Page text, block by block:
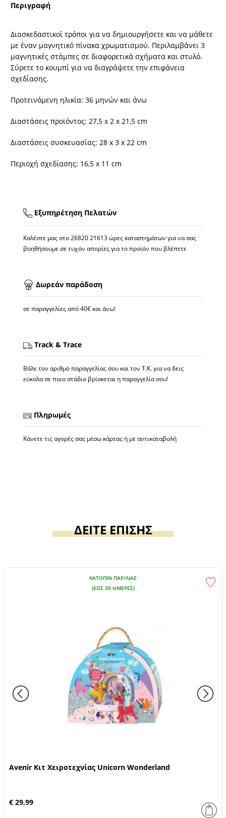
Περιγραφή
Διασκεδαστικοί τρόποι για να δημιουργήσετε και να μάθετε
με έναν μαγνητικό πίνακα χρωματισμού. Περιλαμβάνει 3
μαγνητικές στάμπες σε διαφορετικά σχήματα και στυλό.
Σύρετε το κουμπί για να διαγράψετε την επιφάνεια
σχεδίασης.
Προτεινόμενη ηλικία: 36 μηνών και άνω
Διαστάσεις προϊόντος: 27,5 x 2 x 21,5 cm
Διαστάσεις συσκευασίας: 28 x 3 x 22 cm
Περιοχή σχεδίασης: 16,5 x 11 cm
Εξυπηρέτηση Πελατών
Καλέστε μας στο26820 21613ώρες καταστημάτων για να σας
βοηθήσουμε σε τυχόν απορίες για το προϊόν που βλέπετε
Δωρεάν παράδοση
σε παραγγελίες από 40€ και άνω!
Track & Trace
Βάλε τον αριθμό παραγγελίας σου και τον Τ.Κ. για να δεις
εύκολα σε ποιο στάδιο βρίσκεται η παραγγελία σου!
Πληρωμές
Κάνετε τις αγορές σας μέσω κάρτας ή με αντικαταβολή
ΔΕΙΤΕ ΕΠΙΣΗΣ
ΚΑΤΌΠΙΝ ΠΑΡ/ΛΊΑΣ
(ΕΏΣ 30 ΗΜΈΡΕΣ)
Avenir Κιτ Χειροτεχνίας Unicorn Wonderland
€ 29,99